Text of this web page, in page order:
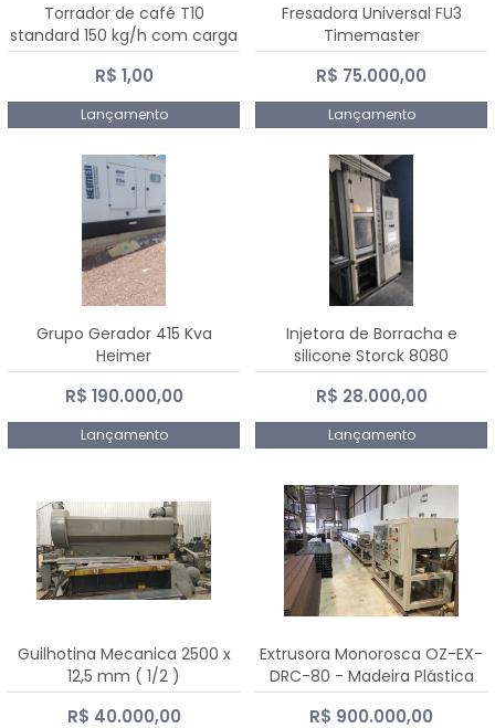
Torrador de café T10
standard 150 kg/h com carga
de 10 kg
R$ 1,00
Lançamento
Fresadora Universal FU3
Timemaster
R$ 75.000,00
Lançamento
Grupo Gerador 415 Kva
Heimer
R$ 190.000,00
Lançamento
Injetora de Borracha e
silicone Storck 8080
R$ 28.000,00
Lançamento
Guilhotina Mecanica 2500 x
12,5 mm ( 1/2 )
R$ 40.000,00
Extrusora Monorosca OZ-EX-
DRC-80 - Madeira Plástica
R$ 900.000,00